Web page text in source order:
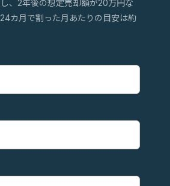
、2年後の想定売却額が20万円な
カ月で割った月あたりの目安は約